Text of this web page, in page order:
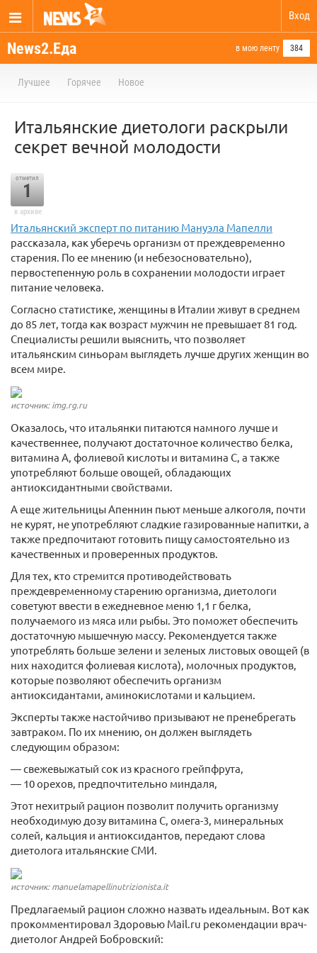
Вход
News2.Еда в мою ленту 384
Лучшее Горячее Новое
Итальянские диетологи раскрыли
секрет вечной молодости
отметил
1
в архиве
Итальянский эксперт по питанию Мануэла Мапелли
рассказала, как уберечь организм от преждевременно
старения. По ее мнению (и небезосновательно),
первостепенную роль в сохранении молодости играет
питание человека.
Согласно статистике, женщины в Италии живут в среднем
до 85 лет, тогда как возраст мужчин не превышает 81 год.
Специалисты решили выяснить, что позволяет
итальянским синьорам выглядеть лучше других женщин во
всем мире.
источник: img.rg.ru
Оказалось, что итальянки питаются намного лучше и
качественнее, получают достаточное количество белка,
витамина А, фолиевой кислоты и витамина С, а также
употребляют больше овощей, обладающих
антиоксидантными свойствами.
А еще жительницы Апеннин пьют меньше алкоголя, почти
не курят, не употребляют сладкие газированные напитки, а
также предпочитают готовить пищу самостоятельно из
качественных и проверенных продуктов.
Для тех, кто стремится противодействовать
преждевременному старению организма, диетологи
советуют ввести в ежедневное меню 1,1 г белка,
получаемого из мяса или рыбы. Это поможет обеспечить
достаточную мышечную массу. Рекомендуется также
употреблять больше зелени и зеленых листовых овощей (в
них находится фолиевая кислота), молочных продуктов,
которые позволяют обеспечить организм
антиоксидантами, аминокислотами и кальцием.
Эксперты также настойчиво призывают не пренебрегать
завтраком. По их мнению, он должен выглядеть
следующим образом:
— свежевыжатый сок из красного грейпфрута,
— 10 орехов, предпочтительно миндаля,
Этот нехитрый рацион позволит получить организму
необходимую дозу витамина С, омега-3, минеральных
солей, кальция и антиоксидантов, передают слова
диетолога итальянские СМИ.
источник: manuelamapellinutrizionista.it
Предлагаемый рацион сложно назвать идеальным. Вот как
прокомментировал Здоровью Mail.ru рекомендации врач-
диетолог Андрей Бобровский: